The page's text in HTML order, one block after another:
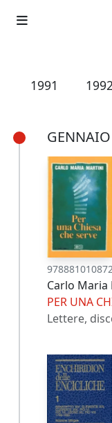
1991
GENNAIO
Carlo
PER UNA
Lettere,